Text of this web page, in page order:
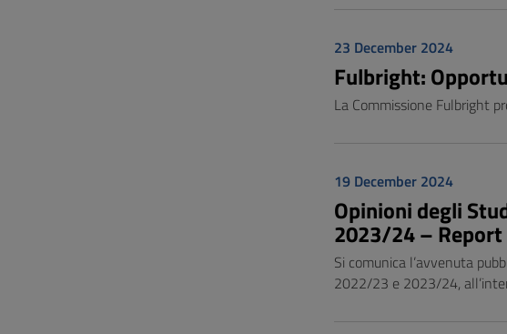
23 December 2024
Fulbright:
La Commissione Fulbright
19 December 2024
Opinioni degli
2023/24 – Report
Si comunica l’avvenuta
2022/23 e 2023/24,